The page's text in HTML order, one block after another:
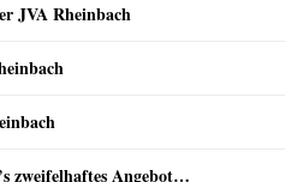
JVA Rheinbach
zweifelhaftes Angebot…